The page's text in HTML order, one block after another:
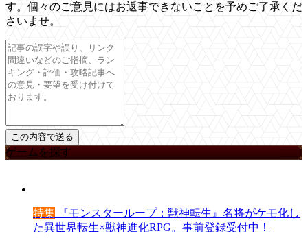
す。個々のご意見にはお返事できないことを予めご了承くだ
さいませ。
ゲームを探す
特集 『モンスターループ：獣神転生』名将がケモ化し
た異世界転生×獣神進化RPG。事前登録受付中！